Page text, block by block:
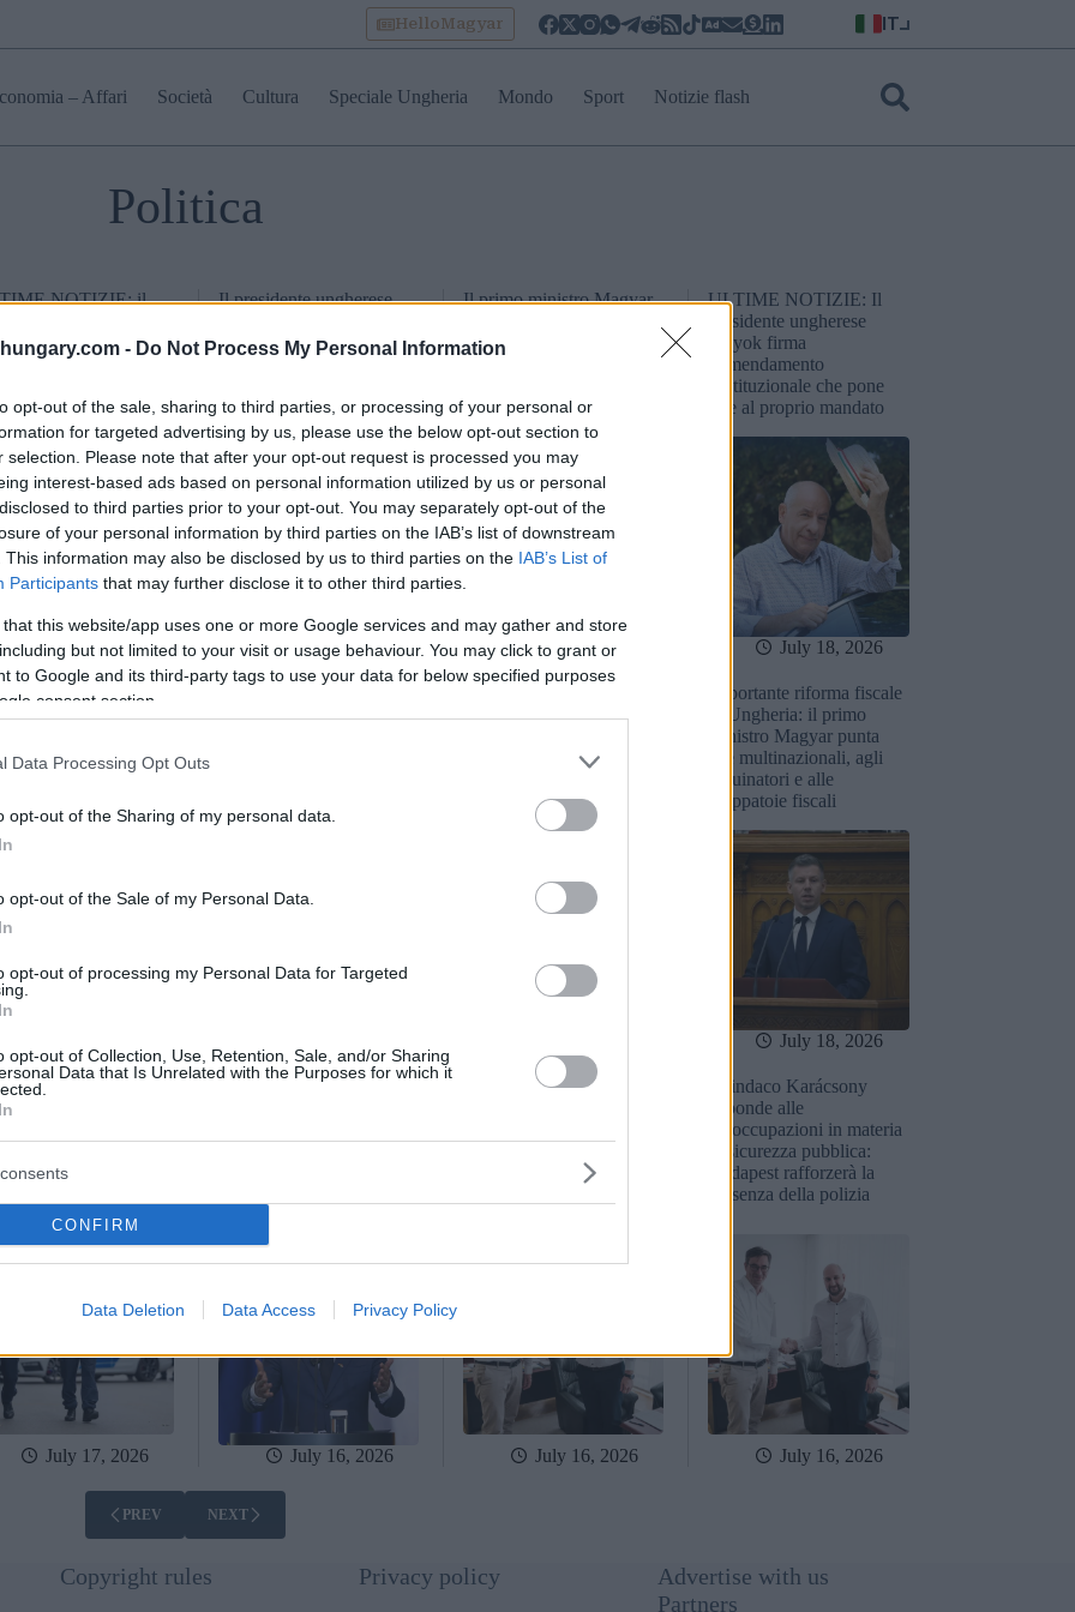
- Do Not Process My Personal Information
opt-out of the sale, sharing to third parties, or processing of your personal or
for targeted advertising by us, please use the below opt-out section to
selection. Please note that after your opt-out request is processed you may
interest-based ads based on personal information utilized by us or personal
to third parties prior to your opt-out. You may separately opt-out of the
of your personal information by third parties on the IAB’s list of downstream
This information may also be disclosed by us to third parties on the IAB’s List of
Participants that may further disclose it to other third parties.
that this website/app uses one or more Google services and may gather and store
but not limited to your visit or usage behaviour. You may click to grant or
to Google and its third-party tags to use your data for below specified purposes
consent section.
Data Processing Opt Outs
opt-out of the Sharing of my personal data.
opt-out of the Sale of my Personal Data.
opt-out of processing my Personal Data for Targeted
opt-out of Collection, Use, Retention, Sale, and/or Sharing
Data that Is Unrelated with the Purposes for which it
CONFIRM
Data Deletion Data Access Privacy Policy
HelloMagyar IT
– Affari Società Cultura Speciale Ungheria Mondo Sport Notizie flash
Politica
NOTIZIE: il
alla leggenda
scacchi Judit Polgár
July 19, 2026
Il presidente ungherese
l’emendamento
costituzionale nonostante
pone fine al suo mandato
July 19, 2026
Il primo ministro Magyar
dovrebbe possedere il
July 18, 2026
ULTIME NOTIZIE: Il
presidente ungherese
Sulyok firma
l’emendamento
costituzionale che pone
fine al proprio mandato
July 18, 2026
deputato sostiene
una semplice
una pena
per il braccio
demolizione nel
si rivolge alla Corte
contestare quattro
governo Magyar
Importante riforma fiscale
in Ungheria: il primo
ministro Magyar punta
alle multinazionali, agli
inquinatori e alle
scappatoie fiscali
July 18, 2026
avvia
di
di oltre 2.000
July 17, 2026
Il primo ministro Magyar
July 16, 2026
Il sindaco Karácsony
Budapest rafforzerà la
July 16, 2026
Il sindaco Karácsony
risponde alle
preoccupazioni in materia
di sicurezza pubblica:
Budapest rafforzerà la
presenza della polizia
July 16, 2026
PREV NEXT
Copyright rules Privacy policy
Advertise with us
Partners